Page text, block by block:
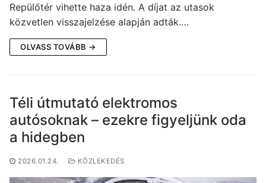
Repülőtér vihette haza idén. A díjat az utasok
közvetlen visszajelzése alapján adták.…
OLVASS TOVÁBB →
Téli útmutató elektromos
autósoknak – ezekre figyeljünk oda
a hidegben
2026.01.24. KÖZLEKEDÉS